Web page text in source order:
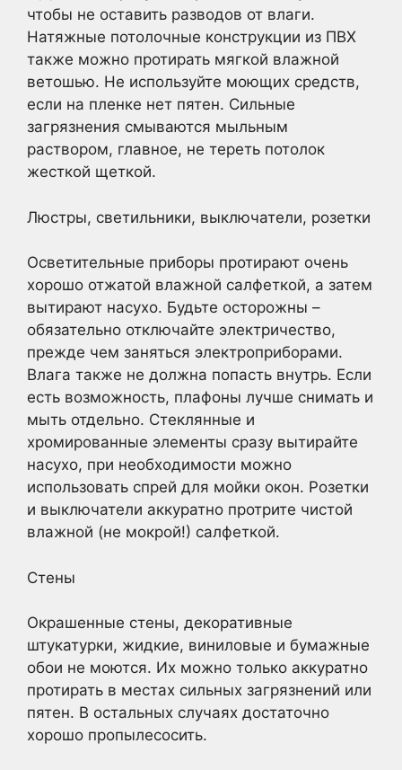
чтобы не оставить разводов от влаги.
Натяжные потолочные конструкции из ПВХ
также можно протирать мягкой влажной
ветошью. Не используйте моющих средств,
если на пленке нет пятен. Сильные
загрязнения смываются мыльным
раствором, главное, не тереть потолок
жесткой щеткой.
Люстры, светильники, выключатели, розетки
Осветительные приборы протирают очень
хорошо отжатой влажной салфеткой, а затем
вытирают насухо. Будьте осторожны –
обязательно отключайте электричество,
прежде чем заняться электроприборами.
Влага также не должна попасть внутрь. Если
есть возможность, плафоны лучше снимать и
мыть отдельно. Стеклянные и
хромированные элементы сразу вытирайте
насухо, при необходимости можно
использовать спрей для мойки окон. Розетки
и выключатели аккуратно протрите чистой
влажной (не мокрой!) салфеткой.
Стены
Окрашенные стены, декоративные
штукатурки, жидкие, виниловые и бумажные
обои не моются. Их можно только аккуратно
протирать в местах сильных загрязнений или
пятен. В остальных случаях достаточно
хорошо пропылесосить.